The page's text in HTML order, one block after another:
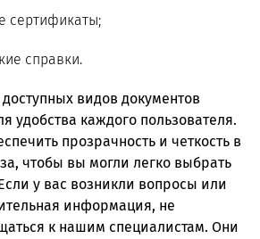
сертификаты;
справки.
видов документов
удобства каждого пользователя.
прозрачность и четкость в
чтобы вы могли легко выбрать
у вас возникли вопросы или
информация, не
к нашим специалистам. Они